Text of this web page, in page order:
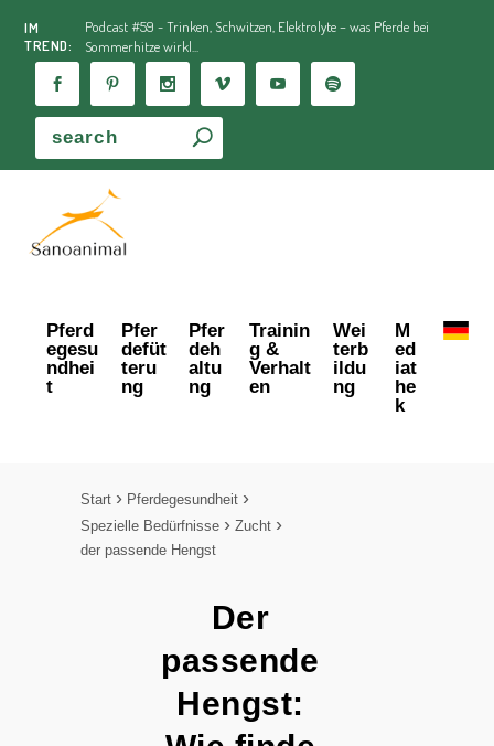
IM
TREND:
Podcast #59 - Trinken, Schwitzen, Elektrolyte – was Pferde bei
Sommerhitze wirkl...
Pferd
egesu
ndhei
t
Pfer
defüt
teru
ng
Pfer
deh
altu
ng
Trainin
g &
Verhalt
en
Wei
terb
ildu
ng
M
ed
iat
he
k
Start
Pferdegesundheit
Spezielle Bedürfnisse
Zucht
der passende Hengst
Der
passende
Hengst: